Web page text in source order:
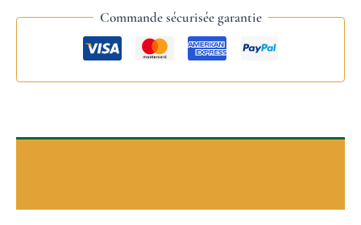
Commande sécurisée garantie